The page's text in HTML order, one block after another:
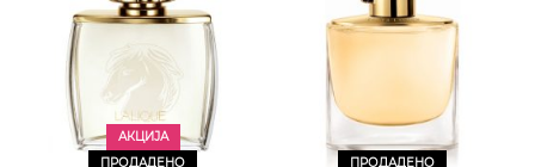
АКЦИЈА
ПРОДАДЕНО
ПРОДАДЕНО